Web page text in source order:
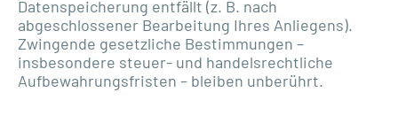
Datenspeicherung entfällt (z. B. nach
abgeschlossener Bearbeitung Ihres Anliegens).
Zwingende gesetzliche Bestimmungen –
insbesondere steuer- und handelsrechtliche
Aufbewahrungsfristen – bleiben unberührt.